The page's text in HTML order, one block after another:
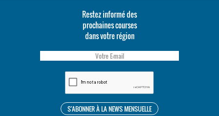
Restez informé des
prochaines courses
dans votre région